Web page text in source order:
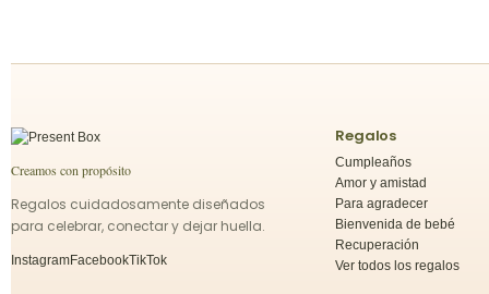
Creamos con propósito
Regalos cuidadosamente diseñados
para celebrar, conectar y dejar huella.
InstagramFacebookTikTok
Regalos
Cumpleaños
Amor y amistad
Para agradecer
Bienvenida de bebé
Recuperación
Ver todos los regalos